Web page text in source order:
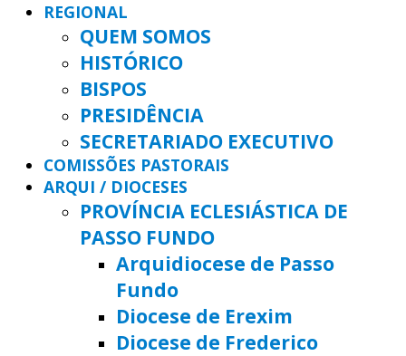
REGIONAL
QUEM SOMOS
HISTÓRICO
BISPOS
PRESIDÊNCIA
SECRETARIADO EXECUTIVO
COMISSÕES PASTORAIS
ARQUI / DIOCESES
PROVÍNCIA ECLESIÁSTICA DE
PASSO FUNDO
Arquidiocese de Passo
Fundo
Diocese de Erexim
Diocese de Frederico